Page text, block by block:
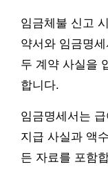
임금체불 신고
약서와 임금명
두 계약 사실을
합니다.
임금명세서는
지급 사실과 액
든 자료를 포함